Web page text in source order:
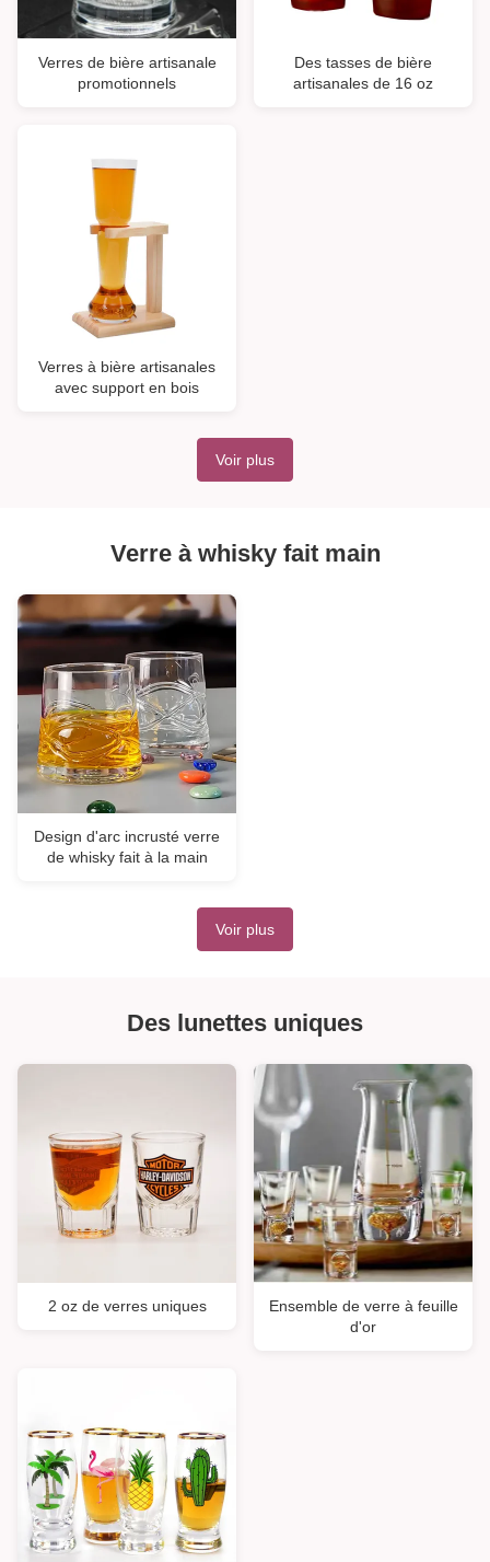
Verres de bière artisanale
promotionnels
Des tasses de bière
artisanales de 16 oz
Verres à bière artisanales
avec support en bois
Voir plus
Verre à whisky fait main
Design d'arc incrusté verre
de whisky fait à la main
Voir plus
Des lunettes uniques
2 oz de verres uniques
Ensemble de verre à feuille
d'or